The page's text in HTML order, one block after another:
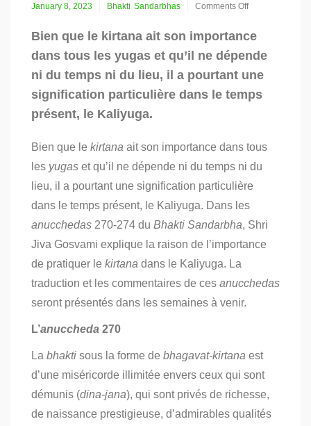
January 8, 2023 Bhakti Sandarbhas
Comments Off
L’importance
du
kirtana
le
Kaliyuga
Bien que le kirtana ait son importance
dans tous les yugas et qu’il ne dépende
ni du temps ni du lieu, il a pourtant une
signification particulière dans le temps
présent, le Kaliyuga.
Bien que le kirtana ait son importance dans tous
les yugas et qu’il ne dépende ni du temps ni du
lieu, il a pourtant une signification particulière
dans le temps présent, le Kaliyuga. Dans les
anucchedas 270-274 du Bhakti Sandarbha, Shri
Jiva Gosvami explique la raison de l’importance
de pratiquer le kirtana dans le Kaliyuga. La
traduction et les commentaires de ces anucchedas
seront présentés dans les semaines à venir.
L’anuccheda 270
La bhakti sous la forme de bhagavat-kirtana est
d’une miséricorde illimitée envers ceux qui sont
démunis (dina-jana), qui sont privés de richesse,
de naissance prestigieuse, d’admirables qualités